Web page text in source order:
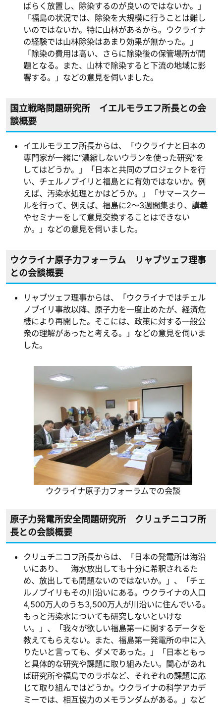
ばらく放置し、除染するのが良いのではないか。」
「福島の状況では、除染を大規模に行うことは難し
いのではないか。特に山林があるから。ウクライナ
の経験では山林除染はあまり効果が無かった。」
「除染の費用は高い、さらに除染後の保管場所が問
題となる。また、山林で除染すると下流の地域に影
響する。」などの意見を伺いました。
国立戦略問題研究所 イエルモラエフ所長との会
談概要
イエルモラエフ所長からは、「ウクライナと日本の
専門家が一緒に“濃縮しないウランを使った研究”を
してはどうか。」「日本と共同のプロジェクトを行
い、チェルノブイリと福島とに有効ではないか。例
えば、汚染水処理とかはどうか。」「サマースクー
ルを行って、例えば、福島に2～3週間集まり、講義
やセミナーをして意見交換することはできない
か。」などの意見を伺いました。
ウクライナ原子力フォーラム リャブツェフ理事
との会談概要
リャブツェフ理事からは、「ウクライナではチェル
ノブイリ事故以降、原子力を一度止めたが、経済危
機により再開した。そこには、政策に対する一般公
衆の理解があったと考える。」などの意見を伺いま
した。
ウクライナ原子力フォーラムでの会談
原子力発電所安全問題研究所 クリュチニコフ所
長との会談概要
クリュチニコフ所長からは、「日本の発電所は海沿
いにあり、 海水放出しても十分に希釈されるた
め、放出しても問題ないのではないか。」、「チェ
ルノブイリもその川沿いにある。ウクライナの人口
4,500万人のうち3,500万人が川沿いに住んでいる。
もっと汚染水についても研究しないといけな
い。」、「我々が欲しい福島第一に関するデータを
教えてもらえない。また、福島第一発電所の中に入
りたいと言っても、ダメであった。」「日本ともっ
と具体的な研究や課題に取り組みたい。関心があれ
ば研究所や福島でのラボなど、それぞれの課題に応
じて取り組んではどうか。ウクライナの科学アカデ
ミーでは、相互協力のメモランダムがある。」など